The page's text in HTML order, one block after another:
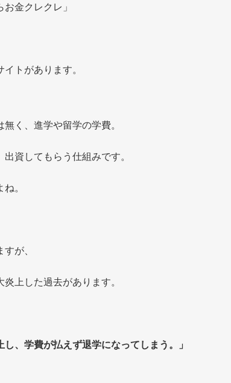
金クレクレ」
トがあります。
く、進学や留学の学費。
資してもらう仕組みです。
。
が、
上した過去があります。
、学費が払えず退学になってしまう。」